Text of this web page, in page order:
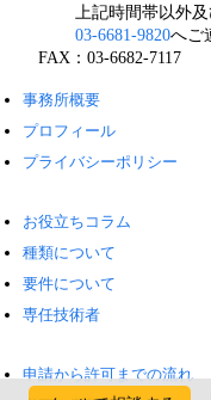
上記時間帯以外
03-6681-9820へご
FAX：03-6682-7117
事務所概要
プロフィール
プライバシーポリシー
お役立ちコラム
種類について
要件について
専任技術者
申請から許可までの流れ